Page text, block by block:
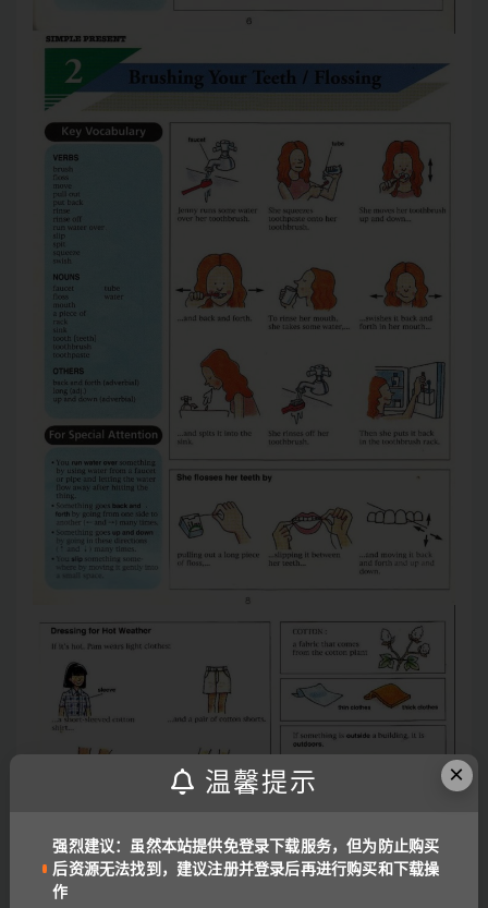
×
温馨提示
强烈建议：虽然本站提供免登录下载服务，但为防止购买
后资源无法找到，建议注册并登录后再进行购买和下载操
作